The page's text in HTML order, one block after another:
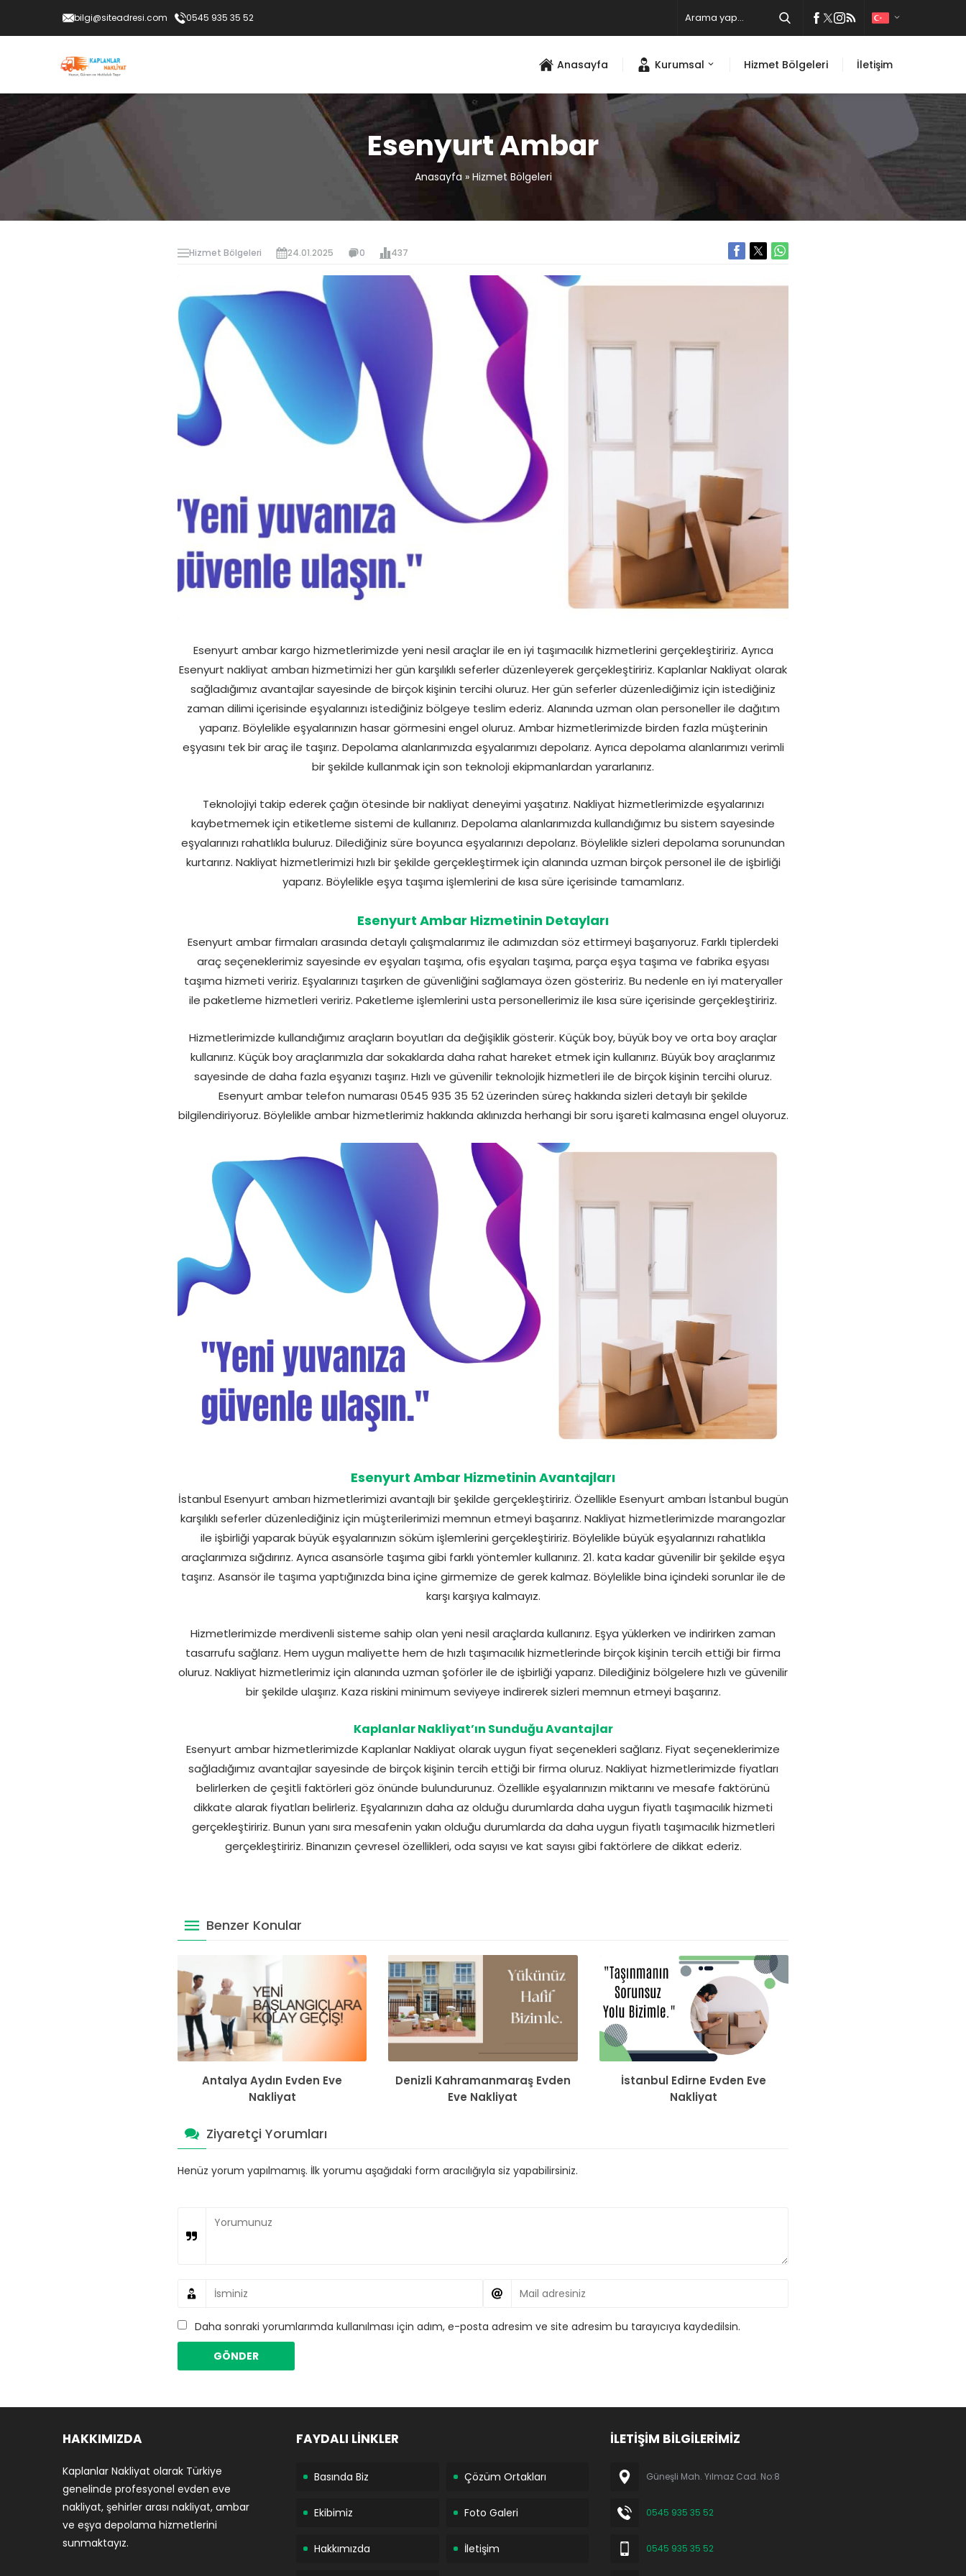
bilgi@siteadresi.com 0545 935 35 52
Anasayfa Kurumsal Hizmet Bölgeleri İletişim
Esenyurt Ambar
Anasayfa» Hizmet Bölgeleri
Hizmet Bölgeleri 24.01.2025 0 437
Esenyurt ambar kargo hizmetlerimizde yeni nesil araçlar ile en iyi taşımacılık hizmetlerini gerçekleştiririz. Ayrıca
Esenyurt nakliyat ambarı hizmetimizi her gün karşılıklı seferler düzenleyerek gerçekleştiririz. Kaplanlar Nakliyat olarak
sağladığımız avantajlar sayesinde de birçok kişinin tercihi oluruz. Her gün seferler düzenlediğimiz için istediğiniz
zaman dilimi içerisinde eşyalarınızı istediğiniz bölgeye teslim ederiz. Alanında uzman olan personeller ile dağıtım
yaparız. Böylelikle eşyalarınızın hasar görmesini engel oluruz. Ambar hizmetlerimizde birden fazla müşterinin
eşyasını tek bir araç ile taşırız. Depolama alanlarımızda eşyalarımızı depolarız. Ayrıca depolama alanlarımızı verimli
bir şekilde kullanmak için son teknoloji ekipmanlardan yararlanırız.
Teknolojiyi takip ederek çağın ötesinde bir nakliyat deneyimi yaşatırız. Nakliyat hizmetlerimizde eşyalarınızı
kaybetmemek için etiketleme sistemi de kullanırız. Depolama alanlarımızda kullandığımız bu sistem sayesinde
eşyalarınızı rahatlıkla buluruz. Dilediğiniz süre boyunca eşyalarınızı depolarız. Böylelikle sizleri depolama sorunundan
kurtarırız. Nakliyat hizmetlerimizi hızlı bir şekilde gerçekleştirmek için alanında uzman birçok personel ile de işbirliği
yaparız. Böylelikle eşya taşıma işlemlerini de kısa süre içerisinde tamamlarız.
Esenyurt Ambar Hizmetinin Detayları
Esenyurt ambar firmaları arasında detaylı çalışmalarımız ile adımızdan söz ettirmeyi başarıyoruz. Farklı tiplerdeki
araç seçeneklerimiz sayesinde ev eşyaları taşıma, ofis eşyaları taşıma, parça eşya taşıma ve fabrika eşyası
taşıma hizmeti veririz. Eşyalarınızı taşırken de güvenliğini sağlamaya özen gösteririz. Bu nedenle en iyi materyaller
ile paketleme hizmetleri veririz. Paketleme işlemlerini usta personellerimiz ile kısa süre içerisinde gerçekleştiririz.
Hizmetlerimizde kullandığımız araçların boyutları da değişiklik gösterir. Küçük boy, büyük boy ve orta boy araçlar
kullanırız. Küçük boy araçlarımızla dar sokaklarda daha rahat hareket etmek için kullanırız. Büyük boy araçlarımız
sayesinde de daha fazla eşyanızı taşırız. Hızlı ve güvenilir teknolojik hizmetleri ile de birçok kişinin tercihi oluruz.
Esenyurt ambar telefon numarası 0545 935 35 52 üzerinden süreç hakkında sizleri detaylı bir şekilde
bilgilendiriyoruz. Böylelikle ambar hizmetlerimiz hakkında aklınızda herhangi bir soru işareti kalmasına engel oluyoruz.
Esenyurt Ambar Hizmetinin Avantajları
İstanbul Esenyurt ambarı hizmetlerimizi avantajlı bir şekilde gerçekleştiririz. Özellikle Esenyurt ambarı İstanbul bugün
karşılıklı seferler düzenlediğiniz için müşterilerimizi memnun etmeyi başarırız. Nakliyat hizmetlerimizde marangozlar
ile işbirliği yaparak büyük eşyalarınızın söküm işlemlerini gerçekleştiririz. Böylelikle büyük eşyalarınızı rahatlıkla
araçlarımıza sığdırırız. Ayrıca asansörle taşıma gibi farklı yöntemler kullanırız. 21. kata kadar güvenilir bir şekilde eşya
taşırız. Asansör ile taşıma yaptığınızda bina içine girmemize de gerek kalmaz. Böylelikle bina içindeki sorunlar ile de
karşı karşıya kalmayız.
Hizmetlerimizde merdivenli sisteme sahip olan yeni nesil araçlarda kullanırız. Eşya yüklerken ve indirirken zaman
tasarrufu sağlarız. Hem uygun maliyette hem de hızlı taşımacılık hizmetlerinde birçok kişinin tercih ettiği bir firma
oluruz. Nakliyat hizmetlerimiz için alanında uzman şoförler ile de işbirliği yaparız. Dilediğiniz bölgelere hızlı ve güvenilir
bir şekilde ulaşırız. Kaza riskini minimum seviyeye indirerek sizleri memnun etmeyi başarırız.
Kaplanlar Nakliyat’ın Sunduğu Avantajlar
Esenyurt ambar hizmetlerimizde Kaplanlar Nakliyat olarak uygun fiyat seçenekleri sağlarız. Fiyat seçeneklerimize
sağladığımız avantajlar sayesinde de birçok kişinin tercih ettiği bir firma oluruz. Nakliyat hizmetlerimizde fiyatları
belirlerken de çeşitli faktörleri göz önünde bulundurunuz. Özellikle eşyalarınızın miktarını ve mesafe faktörünü
dikkate alarak fiyatları belirleriz. Eşyalarınızın daha az olduğu durumlarda daha uygun fiyatlı taşımacılık hizmeti
gerçekleştiririz. Bunun yanı sıra mesafenin yakın olduğu durumlarda da daha uygun fiyatlı taşımacılık hizmetleri
gerçekleştiririz. Binanızın çevresel özellikleri, oda sayısı ve kat sayısı gibi faktörlere de dikkat ederiz.
Benzer Konular
Antalya Aydın Evden Eve
Nakliyat
Denizli Kahramanmaraş Evden
Eve Nakliyat
İstanbul Edirne Evden Eve
Nakliyat
Ziyaretçi Yorumları
Henüz yorum yapılmamış. İlk yorumu aşağıdaki form aracılığıyla siz yapabilirsiniz.
Daha sonraki yorumlarımda kullanılması için adım, e-posta adresim ve site adresim bu tarayıcıya kaydedilsin.
HAKKIMIZDA
Kaplanlar Nakliyat olarak Türkiye
genelinde profesyonel evden eve
nakliyat, şehirler arası nakliyat, ambar
ve eşya depolama hizmetlerini
sunmaktayız.
FAYDALI LİNKLER
Basında Biz Çözüm Ortakları
Ekibimiz Foto Galeri
Hakkımızda İletişim
İLETİŞİM BİLGİLERİMİZ
Güneşli Mah. Yılmaz Cad. No:8
0545 935 35 52
0545 935 35 52